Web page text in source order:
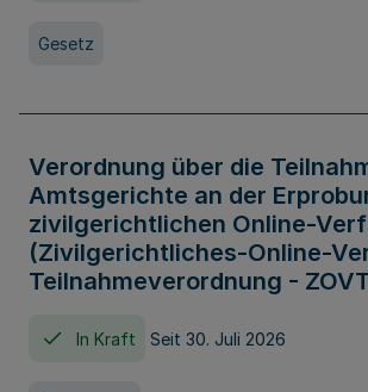
Gesetz
Verordnung über die
Amtsgerichte an der
zivilgerichtlichen Online-
(Zivilgerichtliches-Online-
Teilnahmeverordnung -
In Kraft Seit 30. Juli 2026